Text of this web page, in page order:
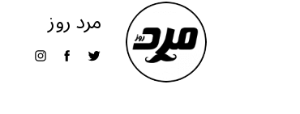
مرد روز